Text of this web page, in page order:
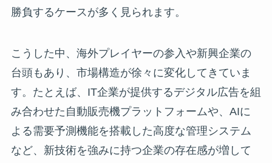
勝負するケースが多く見られます。
こうした中、海外プレイヤーの参入や新興企業の
台頭もあり、市場構造が徐々に変化してきていま
す。たとえば、IT企業が提供するデジタル広告を組
み合わせた自動販売機プラットフォームや、AIに
よる需要予測機能を搭載した高度な管理システム
など、新技術を強みに持つ企業の存在感が増して